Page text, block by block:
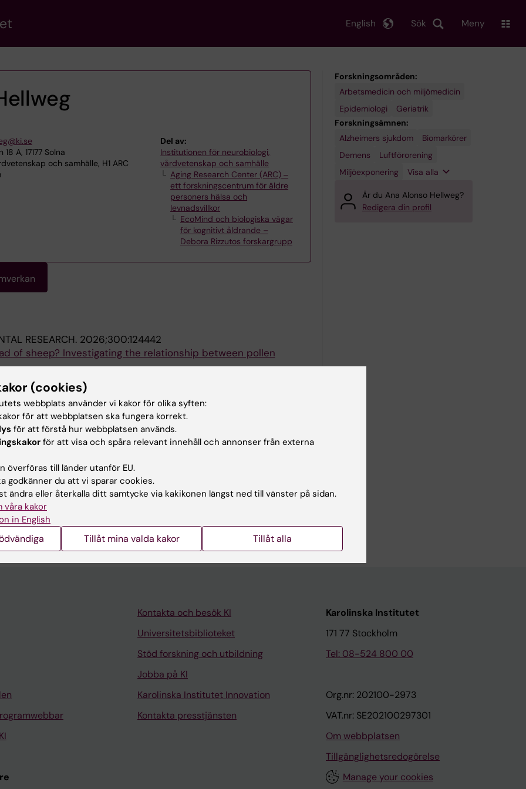
Sök
English Meny
A, 17177 Solna
och samhälle, H1 ARC
Del av:
Institutionen för neurobiologi,
vårdvetenskap och samhälle
Aging Research Center (ARC) ‒
ett forskningscentrum för äldre
personers hälsa och
levnadsvillkor
EcoMind och biologiska vägar
för kognitivt åldrande –
Debora Rizzutos forskargrupp
RESEARCH. 2026;300:124442
of sheep? Investigating the relationship between pollen
Tamasi B; Luyten A; Corpening B; Gan K; Gehrig R; Glick S; Beigi M;
EPIDEMIOLOGY.2025;9(2):e374
ambient pollen exposure and measures of cognitive
Tamasi B; Gehrig R; Gan K; Hellweg AA; Luyten A; Glick S; Beigi
M
CHEMISTRY AND PHYSICS.2023;23(2):1579-1598
properties of the kaolin minerals kaolinite and halloysite
Hellweg A; Dreimol CH; Peter T
Forskningsområden:
Arbetsmedicin och miljömedicin
Epidemiologi
Geriatrik
Forskningsämnen:
Alzheimers sjukdom
Biomarkörer
Demens
Luftförorening
Miljöexponering
Miljöhälsa
Trafikbuller
Visa alla
Är du Ana Alonso Hellweg?
Redigera din profil
Kontakta och besök KI
Universitetsbiblioteket
Stöd forskning och utbildning
Jobba på KI
Karolinska Institutet Innovation
Kontakta presstjänsten
Karolinska Institutet
171 77 Stockholm
Tel: 08-524 800 00
Org.nr: 202100-2973
VAT.nr: SE202100297301
Om webbplatsen
Tillgänglighetsredogörelse
Manage your cookies
(cookies)
webbplats använder vi kakor för olika syften:
för att webbplatsen ska fungera korrekt.
för att förstå hur webbplatsen används.
för att visa och spåra relevant innehåll och annonser från externa
överföras till länder utanför EU.
godkänner du att vi sparar cookies.
ändra eller återkalla ditt samtycke via kakikonen längst ned till vänster på sidan.
våra kakor
in English
Tillåt mina valda kakor Tillåt alla